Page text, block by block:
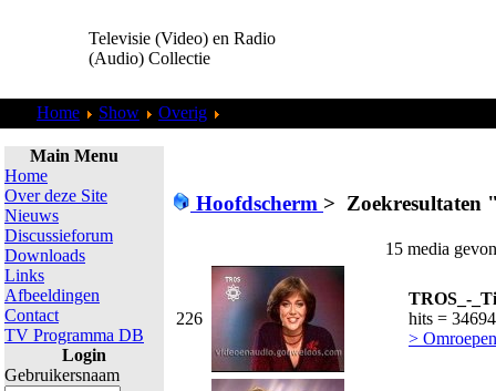
Televisie (Video) en Radio
(Audio) Collectie
Home Show Overig
Main Menu
Home
Over deze Site
Nieuws
Discussieforum
Downloads
Links
Afbeeldingen
Contact
TV Programma DB
Login
Gebruikersnaam
Hoofdscherm > Zoekresultaten
15 media
226
TROS_-
hits = 34694
>